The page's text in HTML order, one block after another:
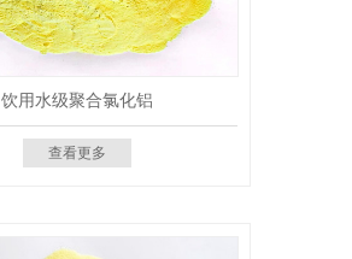
饮用水级聚合氯化铝
查看更多